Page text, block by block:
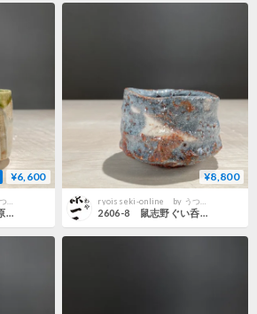
¥6,600
90 織部四方盃 藤原和夫
¥8,800
2606-8 鼠志野ぐい呑 關共歩